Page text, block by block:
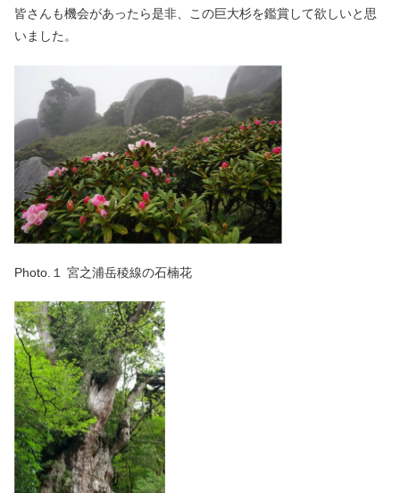
皆さんも機会があったら是非、この巨大杉を鑑賞して欲しいと思
いました。
Photo.１ 宮之浦岳稜線の石楠花